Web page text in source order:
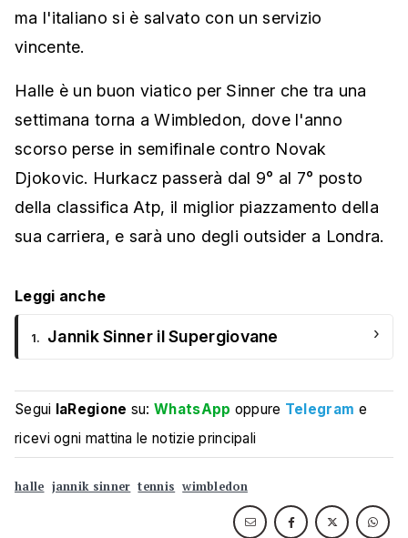
ma l'italiano si è salvato con un servizio
vincente.
Halle è un buon viatico per Sinner che tra una
settimana torna a Wimbledon, dove l'anno
scorso perse in semifinale contro Novak
Djokovic. Hurkacz passerà dal 9° al 7° posto
della classifica Atp, il miglior piazzamento della
sua carriera, e sarà uno degli outsider a Londra.
Leggi anche
1. Jannik Sinner il Supergiovane ›
Segui laRegione su:WhatsApp oppure Telegram e
ricevi ogni mattina le notizie principali
halle jannik sinner tennis wimbledon